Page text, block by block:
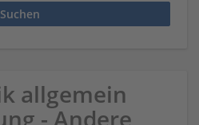
allgemein
- Andere